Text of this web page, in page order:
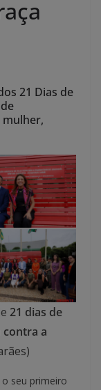
21 Dias de
21 dias de
contra a
seu primeiro